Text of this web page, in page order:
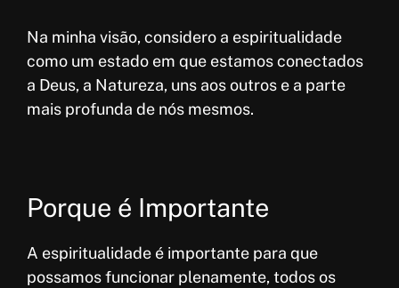
Na minha visão, considero a espiritualidade
como um estado em que estamos conectados
a Deus, a Natureza, uns aos outros e a parte
mais profunda de nós mesmos.
Porque é Importante
A espiritualidade é importante para que
possamos funcionar plenamente, todos os